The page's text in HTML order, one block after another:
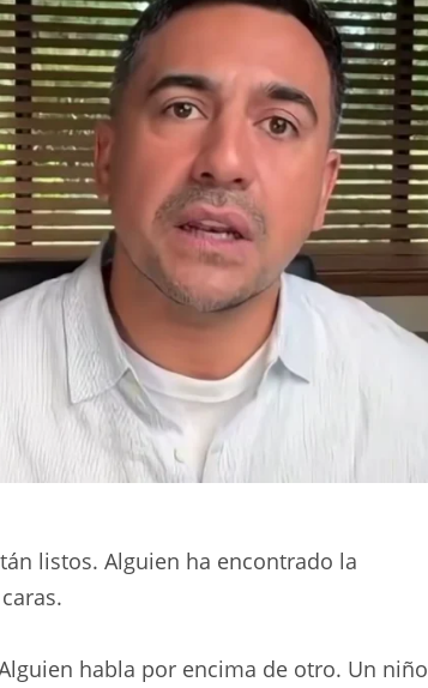
listos. Alguien ha encontrado la
habla por encima de otro. Un niño